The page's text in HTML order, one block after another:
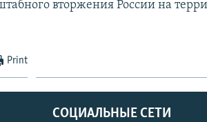
вторжения России на
Print
СОЦИАЛЬНЫЕ СЕТИ